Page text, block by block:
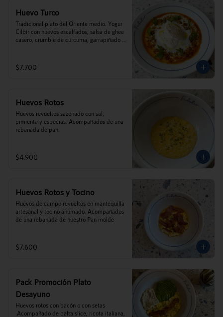
Huevo Turco
Tradicional plato del Oriente medio. Yogur
Cilbir con huevos escalfados, salsa de ghee
casero, crumble de cúrcuma, garrapiñado
plato no es caliente).
$7.700
Huevos Rotos
Huevos revueltos sazonado con sal,
pimienta y especias. Acompañados de una
rebanada de pan.
$4.900
Huevos Rotos y Tocino
Huevos de campo revueltos en mantequilla
artesanal y tocino ahumado. Acompañados
de una rebanada de nuestro Pan molde
$7.600
Pack Promoción Plato
Desayuno
Huevos rotos con bacón o con setas
.Acompañado de palta slice, ricota italiana,